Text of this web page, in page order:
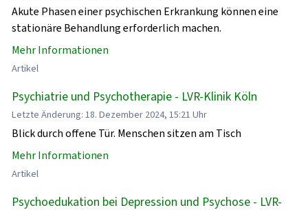
Akute Phasen einer psychischen Erkrankung können eine
stationäre Behandlung erforderlich machen.
Mehr Informationen
Artikel
Psychiatrie und Psychotherapie - LVR-Klinik Köln
Letzte Änderung: 18. Dezember 2024, 15:21 Uhr
Blick durch offene Tür. Menschen sitzen am Tisch
Mehr Informationen
Artikel
Psychoedukation bei Depression und Psychose - LVR-